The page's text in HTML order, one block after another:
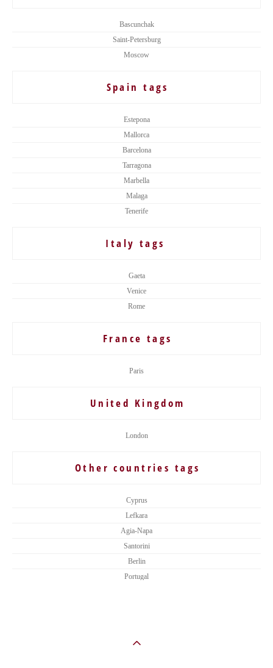
Bascunchak
Saint-Petersburg
Moscow
Spain tags
Estepona
Mallorca
Barcelona
Tarragona
Marbella
Malaga
Tenerife
Italy tags
Gaeta
Venice
Rome
France tags
Paris
United Kingdom
London
Other countries tags
Cyprus
Lefkara
Agia-Napa
Santorini
Berlin
Portugal